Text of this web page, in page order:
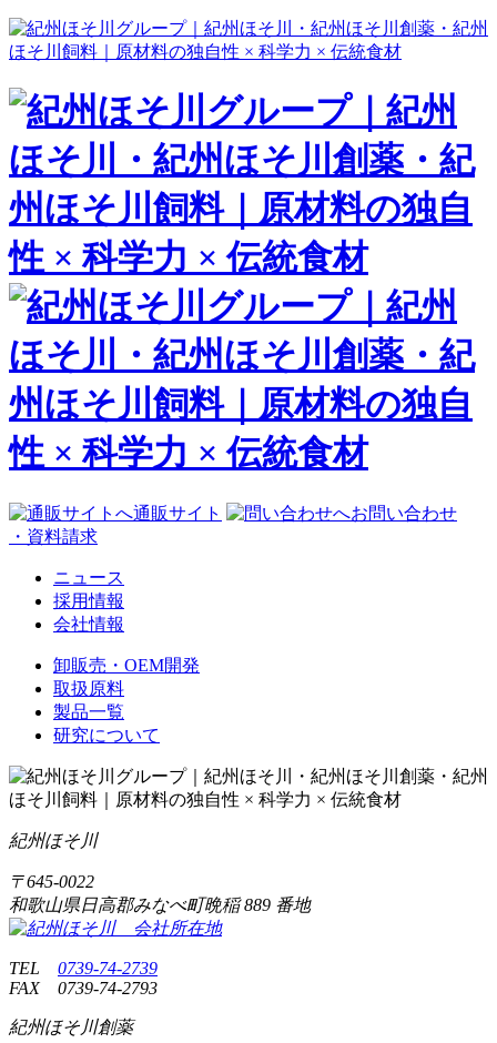
通販サイト
お問い合わせ
・資料請求
ニュース
採用情報
会社情報
卸販売・OEM開発
取扱原料
製品一覧
研究について
紀州ほそ川
〒645-0022
和歌山県日高郡みなべ町晩稲889 番地
TEL 0739-74-2739
FAX 0739-74-2793
紀州ほそ川創薬